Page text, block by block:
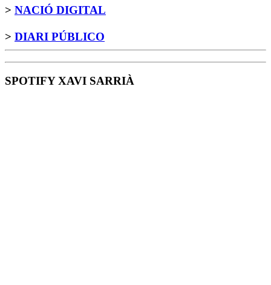
> NACIÓ DIGITAL
> DIARI PÚBLICO
SPOTIFY XAVI SARRIÀ